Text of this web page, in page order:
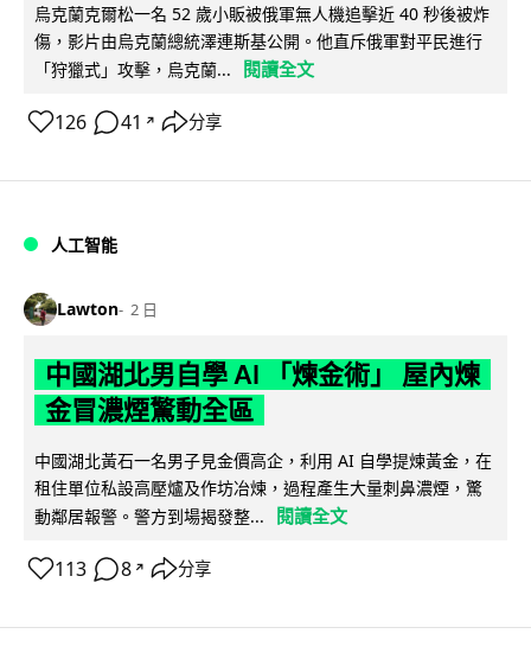
烏克蘭克爾松一名 52 歲小販被俄軍無人機追擊近 40 秒後被炸
傷，影片由烏克蘭總統澤連斯基公開。他直斥俄軍對平民進行
「狩獵式」攻擊，烏克蘭...
閱讀全文
126 41 ↗ 分享
人工智能
Lawton 2 日
中國湖北男自學 AI 「煉金術」 屋內煉
金冒濃煙驚動全區
中國湖北黃石一名男子見金價高企，利用 AI 自學提煉黃金，在
租住單位私設高壓爐及作坊冶煉，過程產生大量刺鼻濃煙，驚
動鄰居報警。警方到場揭發整...
閱讀全文
113 8 ↗ 分享